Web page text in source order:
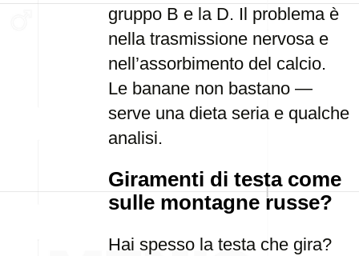
gruppo B e la D. Il problema è
nella trasmissione nervosa e
nell’assorbimento del calcio.
Le banane non bastano —
serve una dieta seria e qualche
analisi.
Giramenti di testa come
sulle montagne russe?
Hai spesso la testa che gira?